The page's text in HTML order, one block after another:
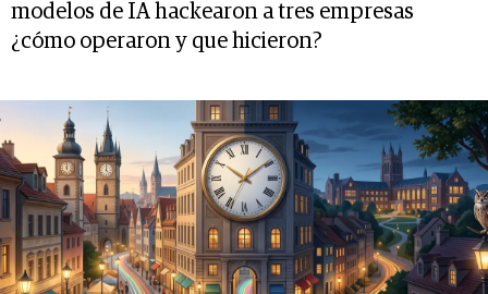
modelos de IA hackearon a tres empresas
¿cómo operaron y que hicieron?